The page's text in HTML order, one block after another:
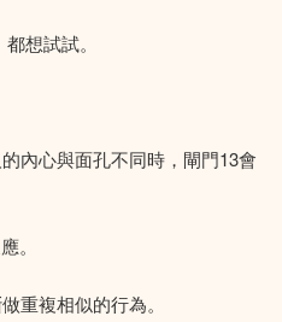
想試試。
內心與面孔不同時，閘門13會
。
重複相似的行為。